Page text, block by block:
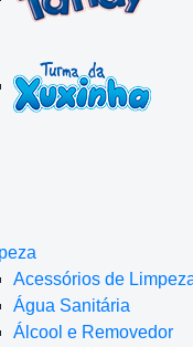
Acessórios de
Água Sanitária
Álcool e Removedor